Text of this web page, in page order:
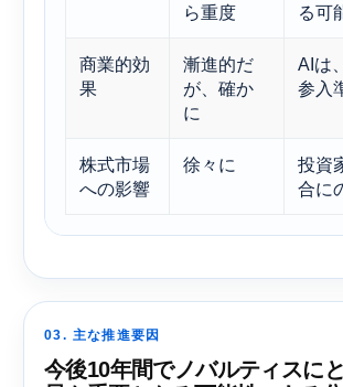
ら重度
る可
商業的効
果
漸進的だ
が、確か
に
AIは
参入
株式市場
への影響
徐々に
投資
合に
03. 主な推進要因
今後10年間でノバルティスに